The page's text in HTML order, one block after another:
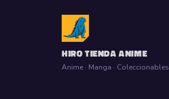
HIRO TIENDA ANIME
Anime · Manga · Coleccionables